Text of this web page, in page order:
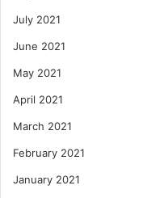
July 2021
June 2021
May 2021
April 2021
March 2021
February 2021
January 2021